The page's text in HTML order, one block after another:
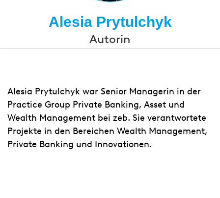
Alesia Prytulchyk
Autorin
Alesia Prytulchyk war Senior Managerin in der
Practice Group Private Banking, Asset und
Wealth Management bei zeb. Sie verantwortete
Projekte in den Bereichen Wealth Management,
Private Banking und Innovationen.